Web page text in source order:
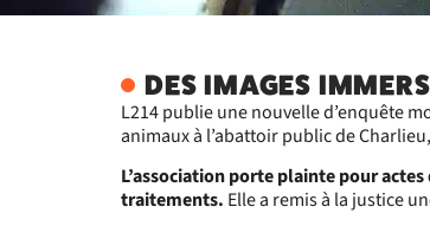
DES IMAGES
L214 publie une nouvelle d’enquête
animaux à l’abattoir public de
L’association porte plainte pour
traitements. Elle a remis à la justice